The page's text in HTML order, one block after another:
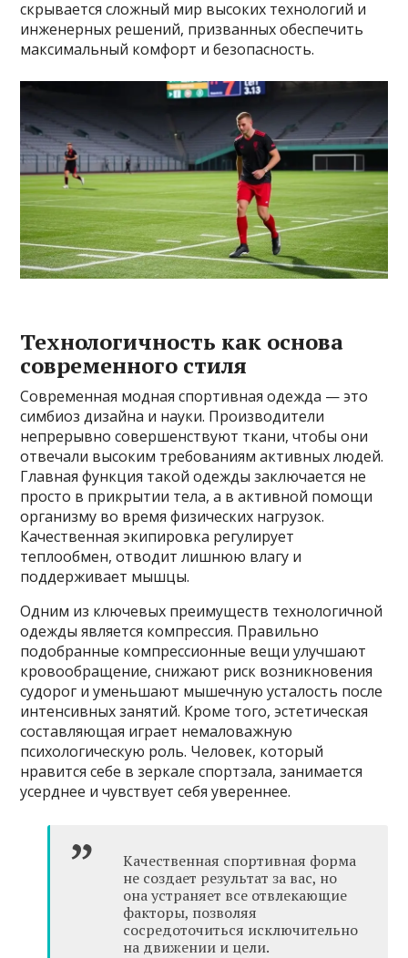
скрывается сложный мир высоких технологий и
инженерных решений, призванных обеспечить
максимальный комфорт и безопасность.
Технологичность как основа
современного стиля
Современная модная спортивная одежда — это
симбиоз дизайна и науки. Производители
непрерывно совершенствуют ткани, чтобы они
отвечали высоким требованиям активных людей.
Главная функция такой одежды заключается не
просто в прикрытии тела, а в активной помощи
организму во время физических нагрузок.
Качественная экипировка регулирует
теплообмен, отводит лишнюю влагу и
поддерживает мышцы.
Одним из ключевых преимуществ технологичной
одежды является компрессия. Правильно
подобранные компрессионные вещи улучшают
кровообращение, снижают риск возникновения
судорог и уменьшают мышечную усталость после
интенсивных занятий. Кроме того, эстетическая
составляющая играет немаловажную
психологическую роль. Человек, который
нравится себе в зеркале спортзала, занимается
усерднее и чувствует себя увереннее.
Качественная спортивная форма
не создает результат за вас, но
она устраняет все отвлекающие
факторы, позволяя
сосредоточиться исключительно
на движении и цели.